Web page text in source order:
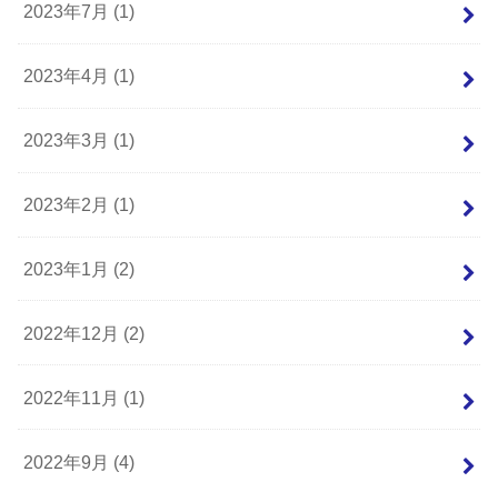
2023年7月 (1)
2023年4月 (1)
2023年3月 (1)
2023年2月 (1)
2023年1月 (2)
2022年12月 (2)
2022年11月 (1)
2022年9月 (4)